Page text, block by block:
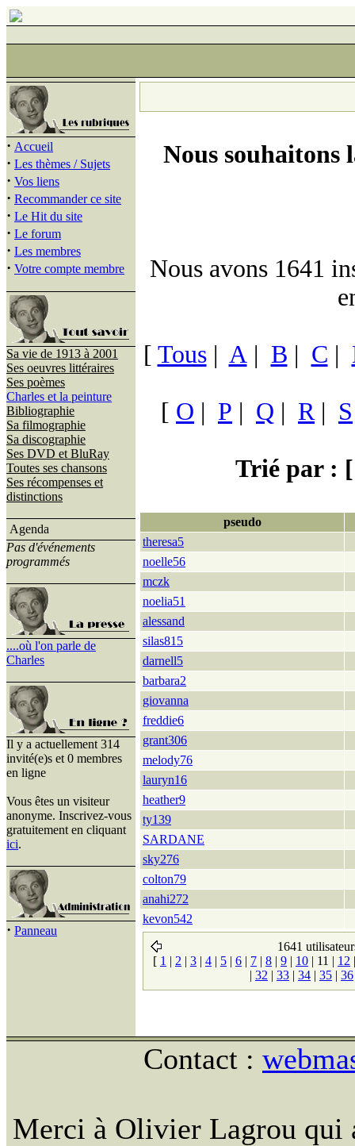
· Accueil
· Les thèmes / Sujets
· Vos liens
· Recommander ce site
· Le Hit du site
· Le forum
· Les membres
· Votre compte membre
Sa vie de 1913 à 2001
Ses oeuvres littéraires
Ses poèmes
Charles et la peinture
Bibliographie
Sa filmographie
Sa discographie
Ses DVD et BluRay
Toutes ses chansons
Ses récompenses et
distinctions
Agenda
Pas d'événements
programmés
....où l'on parle de
Charles
Il y a actuellement 314
invité(e)s et 0 membres
en ligne
Vous êtes un visiteur
anonyme. Inscrivez-vous
gratuitement en cliquant
ici.
· Panneau
Nous souhaitons
Nous avons 1641
[ Tous| A| B | C |
[ O | P | Q | R| S
Trié par : [
pseudo
theresa5
noelle56
mczk
noelia51
alessand
silas815
darnell5
barbara2
giovanna
freddie6
grant306
melody76
lauryn16
heather9
ty139
SARDANE
sky276
colton79
anahi272
kevon542
1641
[ 1 | 2 | 3 | 4 | 5 | 6 | 7 | 8 | 9 | 10 | 11 | 12
| 32 | 33 | 34 | 35 | 36
Contact :
Merci à Olivier Lagrou qui